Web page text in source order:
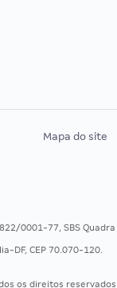
Multiprofissional
Mapa do site
0001-77, SBS
DF, CEP 70.070-120.
os direitos reservados